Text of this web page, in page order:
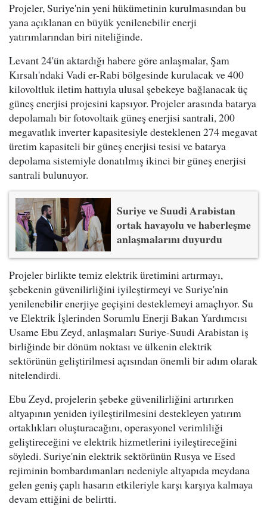
Projeler, Suriye'nin yeni hükümetinin kurulmasından bu
yana açıklanan en büyük yenilenebilir enerji
yatırımlarından biri niteliğinde.
Levant 24'ün aktardığı habere göre anlaşmalar, Şam
Kırsalı'ndaki Vadi er-Rabi bölgesinde kurulacak ve 400
kilovoltluk iletim hattıyla ulusal şebekeye bağlanacak üç
güneş enerjisi projesini kapsıyor. Projeler arasında batarya
depolamalı bir fotovoltaik güneş enerjisi santrali, 200
megavatlık inverter kapasitesiyle desteklenen 274 megavat
üretim kapasiteli bir güneş enerjisi tesisi ve batarya
depolama sistemiyle donatılmış ikinci bir güneş enerjisi
santrali bulunuyor.
Suriye ve Suudi Arabistan
ortak havayolu ve haberleşme
anlaşmalarını duyurdu
Projeler birlikte temiz elektrik üretimini artırmayı,
şebekenin güvenilirliğini iyileştirmeyi ve Suriye'nin
yenilenebilir enerjiye geçişini desteklemeyi amaçlıyor. Su
ve Elektrik İşlerinden Sorumlu Enerji Bakan Yardımcısı
Usame Ebu Zeyd, anlaşmaları Suriye-Suudi Arabistan iş
birliğinde bir dönüm noktası ve ülkenin elektrik
sektörünün geliştirilmesi açısından önemli bir adım olarak
nitelendirdi.
Ebu Zeyd, projelerin şebeke güvenilirliğini artırırken
altyapının yeniden iyileştirilmesini destekleyen yatırım
ortaklıkları oluşturacağını, operasyonel verimliliği
geliştireceğini ve elektrik hizmetlerini iyileştireceğini
söyledi. Suriye'nin elektrik sektörünün Rusya ve Esed
rejiminin bombardımanları nedeniyle altyapıda meydana
gelen geniş çaplı hasarın etkileriyle karşı karşıya kalmaya
devam ettiğini de belirtti.